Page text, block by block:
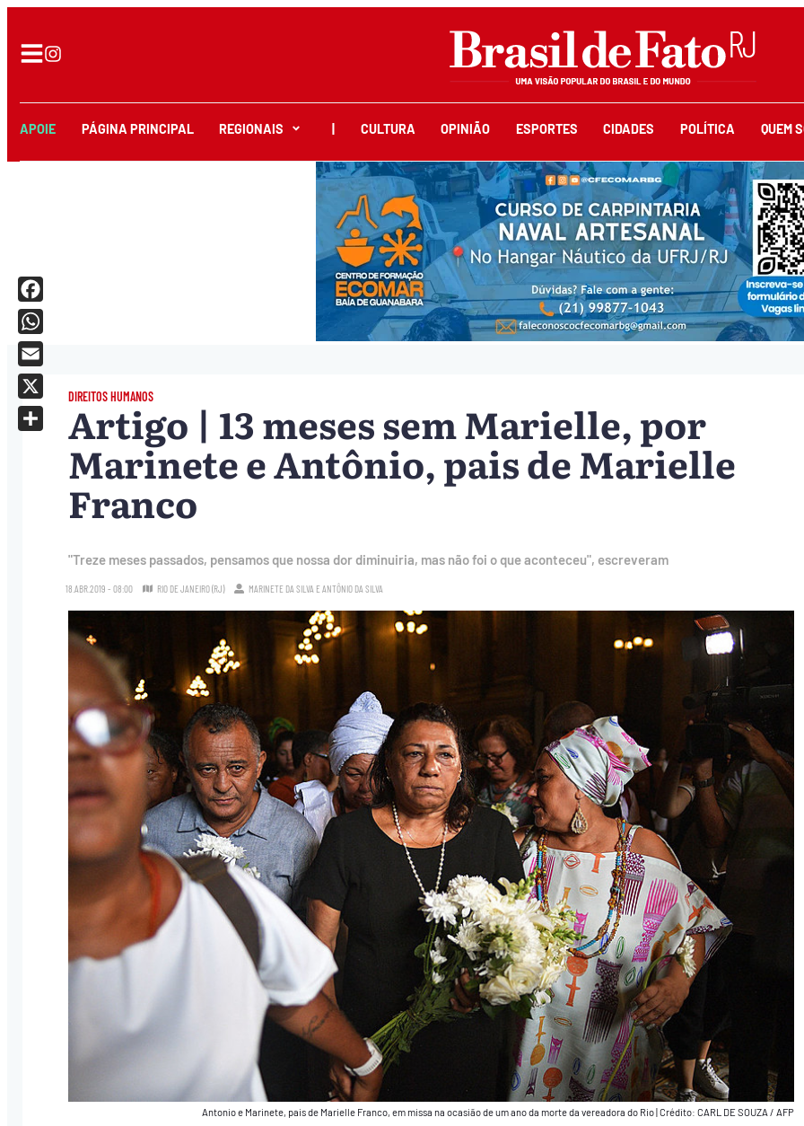
APOIE PÁGINA PRINCIPAL REGIONAIS CULTURA OPINIÃO ESPORTES CIDADES POLÍTICA QUEM
DIREITOS HUMANOS
Artigo | 13 meses sem Marielle, por
Marinete e Antônio, pais de Marielle
Franco
"Treze meses passados, pensamos que nossa dor diminuiria, mas não foi o que aconteceu", escreveram
18.ABR.2019 - 08:00 RIO DE JANEIRO (RJ) MARINETE DA SILVA E ANTÔNIO DA SILVA
Antonio e Marinete, pais de Marielle Franco, em missa na ocasião de um ano da morte da vereadora do Rio|Crédito: CARL DE SOUZA / AFP
Facebook
WhatsApp
Email
X